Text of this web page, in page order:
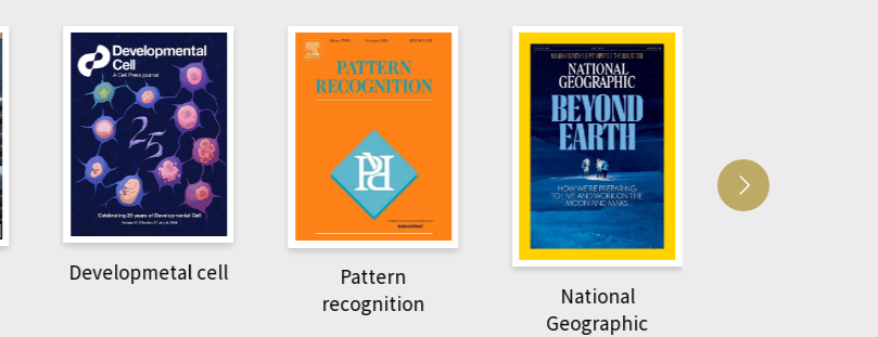
Pattern
National
Geographic
Harvard Business
Review